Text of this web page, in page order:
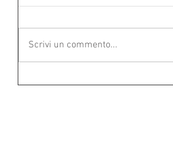
Scrivi un commento...